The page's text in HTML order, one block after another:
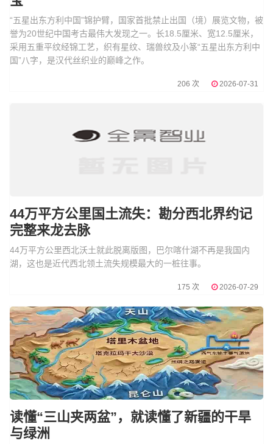
“五星出东方利中国”锦护臂，国家首批禁止出国（境）展览文物，被
誉为20世纪中国考古最伟大发现之一。长18.5厘米、宽12.5厘米，
采用五重平纹经锦工艺，织有星纹、瑞兽纹及小篆“五星出东方利中
国”八字，是汉代丝织业的巅峰之作。
206 次 2026-07-31
44万平方公里国土流失：勘分西北界约记
完整来龙去脉
44万平方公里西北沃土就此脱离版图，巴尔喀什湖不再是我国内
湖，这也是近代西北领土流失规模最大的一桩往事。
175 次 2026-07-29
读懂“三山夹两盆”，就读懂了新疆的干旱
与绿洲